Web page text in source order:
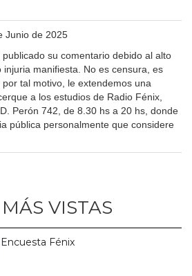
Junio de 2025
su comentario debido al alto
manifiesta. No es censura, es
tal motivo, le extendemos una
a los estudios de Radio Fénix,
Perón 742, de 8.30 hs a 20 hs, donde
pública personalmente que considere
VISTAS
Encuesta Fénix